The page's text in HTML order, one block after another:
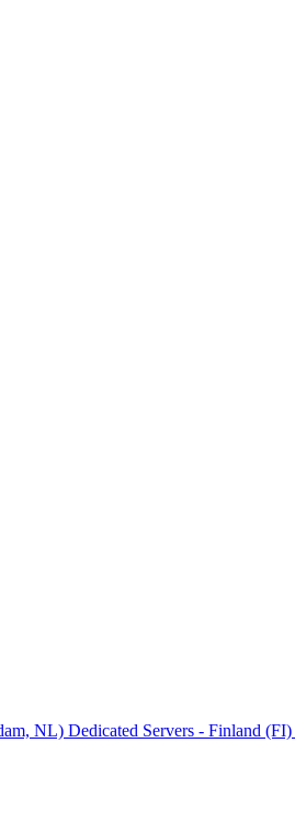
NL) Dedicated Servers - Finland (FI)